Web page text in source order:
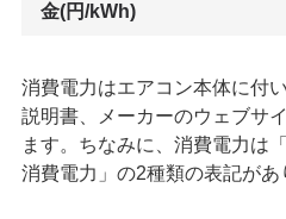
金(円/kWh)
消費電力はエアコン本体に付
説明書、メーカーのウェブサ
ます。ちなみに、消費電力は
消費電力」の2種類の表記があ